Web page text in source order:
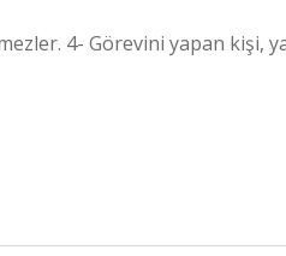
4- Görevini yapan kişi,